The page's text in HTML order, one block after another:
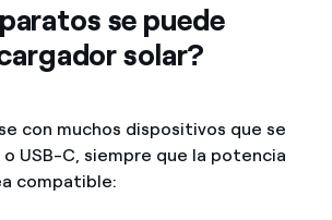
se puede
solar?
con muchos dispositivos que se
o USB-C, siempre que la potencia
compatible: